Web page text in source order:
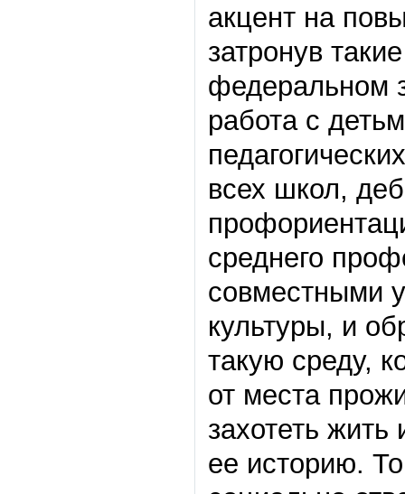
акцент на
затронув
федеральном
работа с
всех школ,
среднего
совместными
культуры, и
такую среду,
от места
захотеть жить
ее историю.